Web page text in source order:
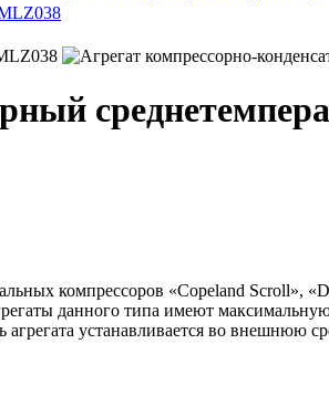
компрессоров «Copeland Scroll»,
данного типа имеют
устанавливается во внешнюю